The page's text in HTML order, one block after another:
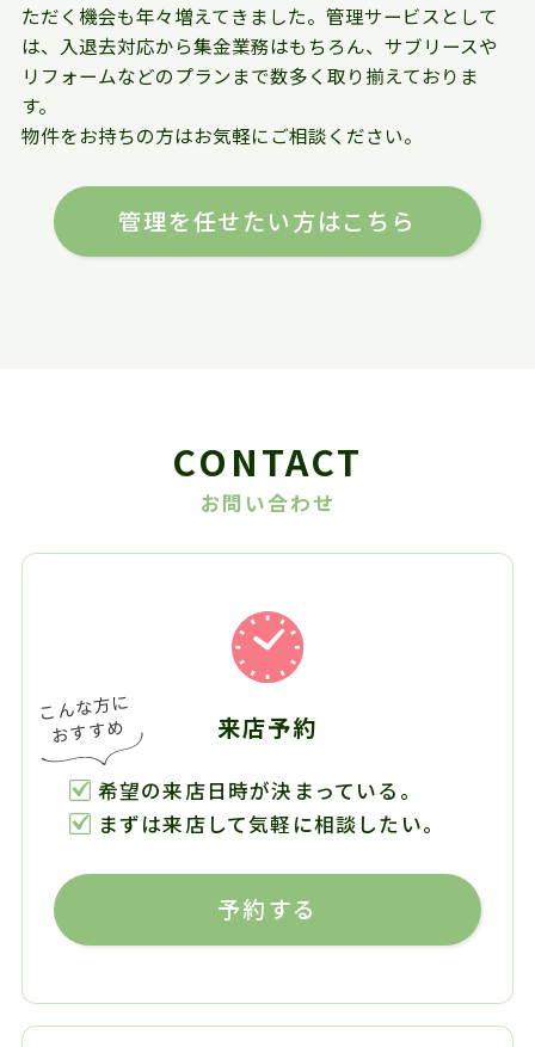
ただく機会も年々増えてきました。管理サービスとして
は、入退去対応から集金業務はもちろん、サブリースや
リフォームなどのプランまで数多く取り揃えておりま
す。
物件をお持ちの方はお気軽にご相談ください。
管理を任せたい方はこちら
CONTACT
お問い合わせ
来店予約
希望の来店日時が決まっている。
まずは来店して気軽に相談したい。
予約する